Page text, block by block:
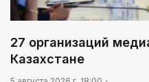
27 организаций
Казахстане